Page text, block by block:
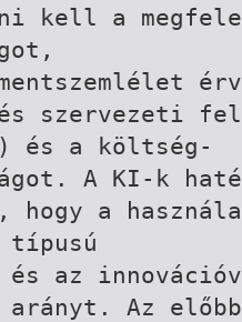
kell a
és szervezeti
és a költség-
A KI-k
a
típusú
és az
Az